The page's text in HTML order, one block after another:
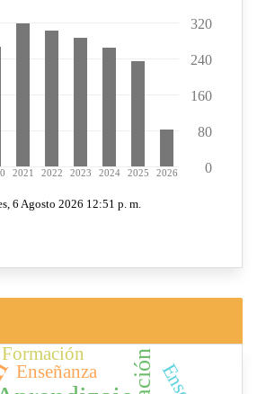
Enseñanza
Formación